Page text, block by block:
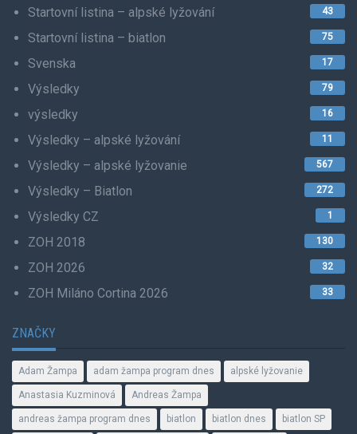
Startovní listina – alpské lyžování 43
Startovní listina – biatlon 75
Svenska 17
Výsledky 79
výsledky 16
Výsledky – alpské lyžování 11
Výsledky – alpské lyžovanie 567
Výsledky – Biatlon 272
Výsledky CZ 1
ZOH 2018 130
ZOH 2026 32
ZOH Miláno Cortina 2026 33
ZNAČKY
Adam Žampa adam žampa program dnes alpské lyžovanie
Anastasia Kuzminová Andreas Žampa
andreas žampa program dnes biatlon biatlon dnes biatlon SP